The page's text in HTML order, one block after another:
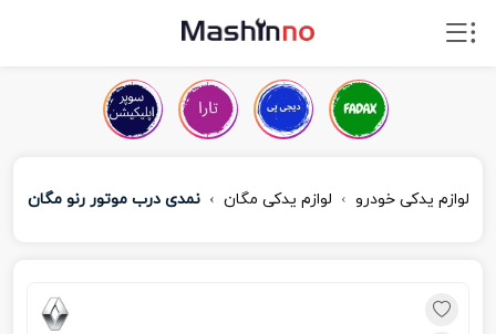
لوازم یدکی خودرو لوازم یدکی مگان نمدی درب موتور رنو مگان